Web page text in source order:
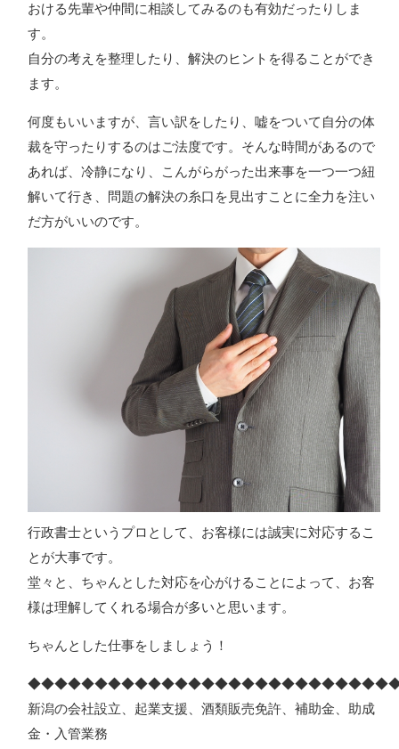
おける先輩や仲間に相談してみるのも有効だったりしま
す。
自分の考えを整理したり、解決のヒントを得ることができ
ます。
何度もいいますが、言い訳をしたり、嘘をついて自分の体
裁を守ったりするのはご法度です。そんな時間があるので
あれば、冷静になり、こんがらがった出来事を一つ一つ紐
解いて行き、問題の解決の糸口を見出すことに全力を注い
だ方がいいのです。
行政書士というプロとして、お客様には誠実に対応するこ
とが大事です。
堂々と、ちゃんとした対応を心がけることによって、お客
様は理解してくれる場合が多いと思います。
ちゃんとした仕事をしましょう！
新潟の会社設立、起業支援、酒類販売免許、補助金、助成
金・入管業務